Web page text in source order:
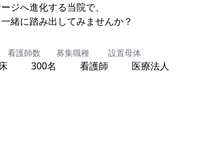
ジへ進化する当院で、
緒に踏み出してみませんか？
看護師数
300名
募集職種
看護師
設置母体
医療法人